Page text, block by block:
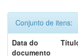
Conjunto de itens:
Data do
documento